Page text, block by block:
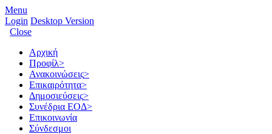
Menu
Login Desktop Version
Close
Αρχική
Προφίλ>
Ανακοινώσεις>
Επικαιρότητα>
Δημοσιεύσεις>
Συνέδρια ΕΟΔ>
Επικοινωνία
Σύνδεσμοι